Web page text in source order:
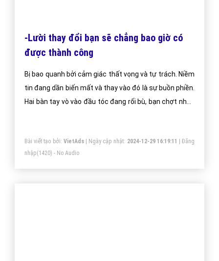
-Lười thay đổi bạn sẽ chẳng bao giờ có
được thành công
Bị bao quanh bởi cảm giác thất vọng và tự trách. Niềm
tin đang dần biến mất và thay vào đó là sự buồn phiền.
Hai bàn tay vò vào đầu tóc đang rối bù, bạn chợt nhận
thực sự nỗ lực cố gắng. Nhưng thực chất thì chỉ ở chỗ
phương pháp của họ có vấn đề.
Bài viết tạo bởi: VietAds| Ngày cập nhật: 2024-12-29 16:19:11 |Đăng
nhập(1420) - No Audio